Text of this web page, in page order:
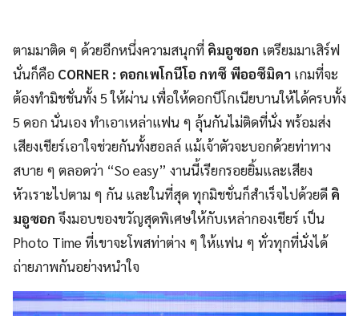
ตามมาติด ๆ ด้วยอีกหนึ่งความสนุกที่ คิมอูซอก เตรียมมาเสิร์ฟ
นั่นก็คือ CORNER : ดอกเพโกนีโอ กทซึ พีออซึมิดา เกมที่จะ
ต้องทำมิชชั่นทั้ง 5 ให้ผ่าน เพื่อให้ดอกบีโกเนียบานให้ได้ครบทั้ง
5 ดอก นั่นเอง ทำเอาเหล่าแฟน ๆ ลุ้นกันไม่ติดที่นั่ง พร้อมส่ง
เสียงเชียร์เอาใจช่วยกันทั้งฮอลล์ แม้เจ้าตัวจะบอกด้วยท่าทาง
สบาย ๆ ตลอดว่า “So easy” งานนี้เรียกรอยยิ้มและเสียง
หัวเราะไปตาม ๆ กัน และในที่สุด ทุกมิชชั่นก็สำเร็จไปด้วยดี คิ
มอูซอก จึงมอบของขวัญสุดพิเศษให้กับเหล่ากองเชียร์ เป็น
Photo Time ที่เขาจะโพสท่าต่าง ๆ ให้แฟน ๆ ทั่วทุกที่นั่งได้
ถ่ายภาพกันอย่างหนำใจ